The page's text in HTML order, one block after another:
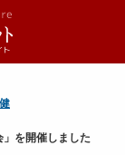
」を開催しました